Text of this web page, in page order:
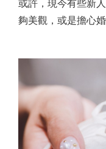
或許，現今有些新
夠美觀，或是擔心